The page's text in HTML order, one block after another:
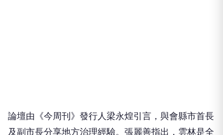
論壇由《今周刊》發行人梁永煌引言，與會縣市首長
及副市長分享地方治理經驗。張麗善指出，雲林是全